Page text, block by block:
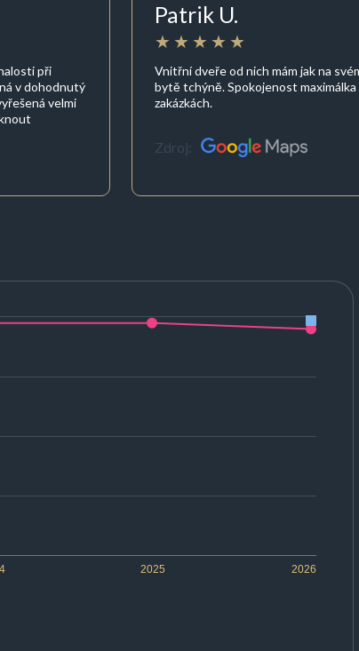
při
v dohodnutý
velmi
Patrik U.
Vnitřní dveře od nich mám jak na
bytě tchýně. Spokojenost maximálka
zakázkách.
Zdroj:
2025 2026